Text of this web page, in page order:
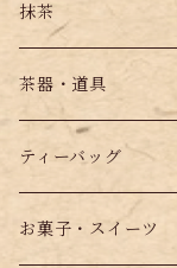
抹茶
茶器・道具
ティーバッグ
お菓子・スイーツ